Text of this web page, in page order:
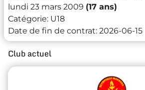
lundi 23 mars 2009 (17 ans)
Catégorie: U18
Date de fin de contrat: 2026-06-15
Club actuel